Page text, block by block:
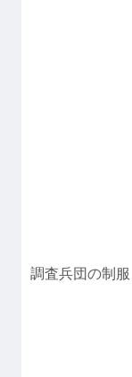
調査兵団の制服